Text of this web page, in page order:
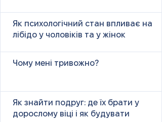
Як психологічний стан впливає на
лібідо у чоловіків та у жінок
Чому мені тривожно?
Як знайти подруг: де їх брати у
дорослому віці і як будувати